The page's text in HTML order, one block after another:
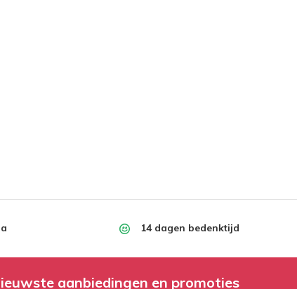
14 dagen bedenktijd
aanbiedingen en promoties